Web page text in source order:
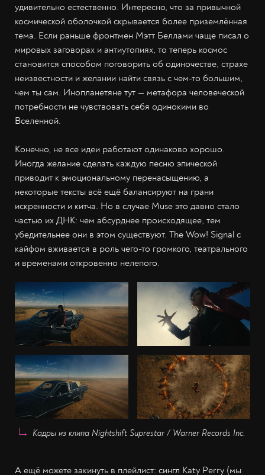
удивительно естественно. Интересно, что за привычной
космической оболочкой скрывается более приземлённая
тема. Если раньше фронтмен Мэтт Беллами чаще писал о
мировых заговорах и антиутопиях, то теперь космос
становится способом поговорить об одиночестве, страхе
неизвестности и желании найти связь с чем-то большим,
чем ты сам. Инопланетяне тут — метафора человеческой
потребности не чувствовать себя одинокими во
Вселенной.
Конечно, не все идеи работают одинаково хорошо.
Иногда желание сделать каждую песню эпической
приводит к эмоциональному перенасыщению, а
некоторые тексты всё ещё балансируют на грани
искренности и китча. Но в случае Muse это давно стало
частью их ДНК: чем абсурднее происходящее, тем
убедительнее они в этом существуют. The Wow! Signal с
кайфом вживается в роль чего-то громкого, театрального
и временами откровенно нелепого.
Кадры из клипа Nightshift Suprestar / Warner Records Inc.
А ещё можете закинуть в плейлист: сингл Katy Perry (мы